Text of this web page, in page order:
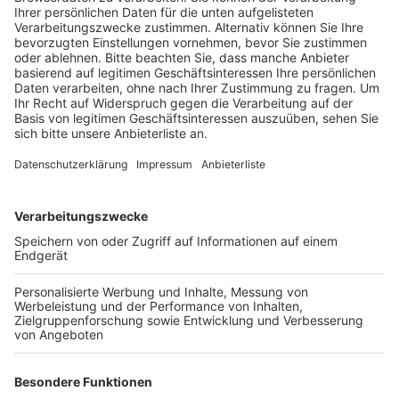
Bahnhof als Einbahnstraße frei, darunter auch den
Kreuzungsbereich Bahnhofstraße / Carl-Schurz-
Straße / Zum-Grünen-Weg.
Veröffentlicht:Sonntag, 18.12.2022 13:39
Anzeige
Hintergrund ist laut Stadt, dass die Arbeiten wegen
Lieferschwierigkeiten und der Witterung pausieren
müssen. Weil die Pause nicht von langer Dauer sein
soll, bleiben die Umleitungen beim Busverkehr
bestehen. Und auch die Umleitungsschilder für den
Autoverkehr sollen der Einfachheit halber
stehenbleiben. Die Sperrungen treten laut Stadt
wieder in Kraft, sobald die Arbeiten im neuen Jahr